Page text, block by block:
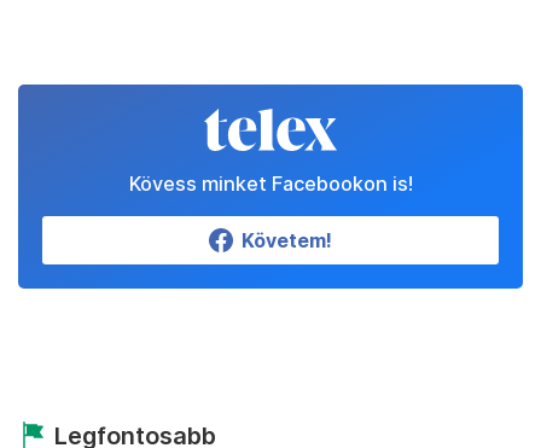
Kövess minket Facebookon is!
Követem!
Legfontosabb